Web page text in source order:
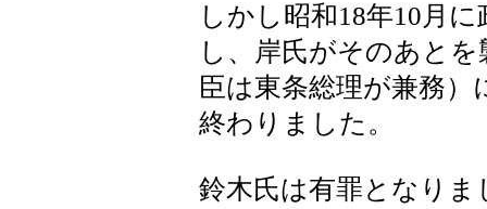
しかし昭和18年10月
し、岸氏がそのあと
臣は東条総理が兼務
終わりました。
鈴木氏は有罪となり